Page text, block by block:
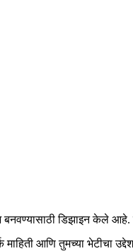
डिझाइन केले आहे. हे
आणि तुमच्या भेटीचा